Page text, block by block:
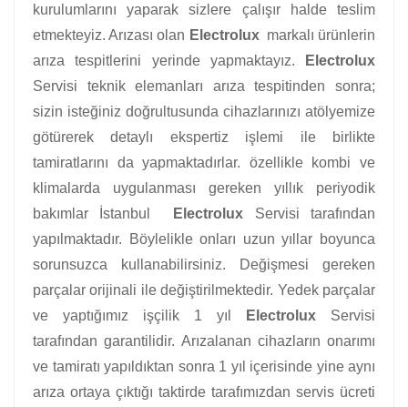
kurulumlarını yaparak sizlere çalışır halde teslim
etmekteyiz. Arızası olan Electroluxmarkalı ürünlerin
arıza tespitlerini yerinde yapmaktayız.
Electrolux
Servisi teknik elemanları arıza tespitinden sonra;
sizin isteğiniz doğrultusunda cihazlarınızı atölyemize
götürerek detaylı ekspertiz işlemi ile birlikte
tamiratlarını da yapmaktadırlar. özellikle kombi ve
klimalarda uygulanması gereken yıllık periyodik
bakımlar İstanbul
Electrolux Servisi tarafından
yapılmaktadır. Böylelikle onları uzun yıllar boyunca
sorunsuzca kullanabilirsiniz. Değişmesi gereken
parçalar orijinali ile değiştirilmektedir. Yedek parçalar
ve yaptığımız işçilik 1 yıl
Electrolux Servisi
tarafından garantilidir. Arızalanan cihazların onarımı
ve tamiratı yapıldıktan sonra 1 yıl içerisinde yine aynı
arıza ortaya çıktığı taktirde tarafımızdan servis ücreti